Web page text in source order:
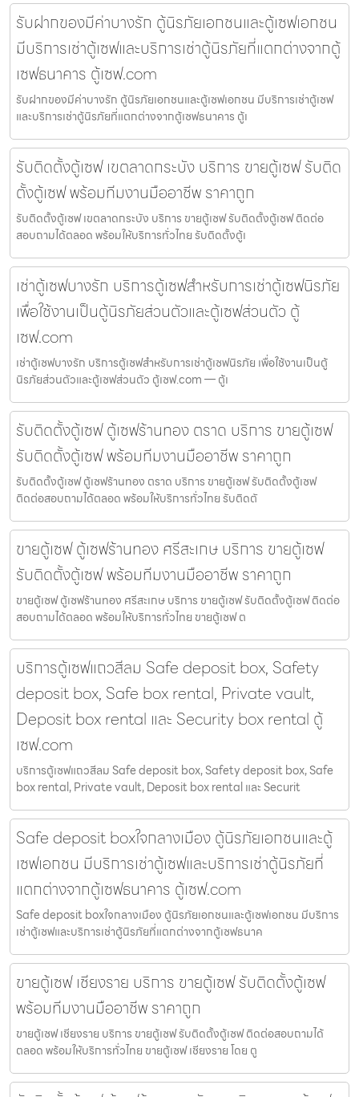
รับฝากของมีค่าบางรัก ตู้นิรภัยเอกชนและตู้เซฟเอกชน
มีบริการเช่าตู้เซฟและบริการเช่าตู้นิรภัยที่แตกต่างจากตู้
เซฟธนาคาร ตู้เซฟ.com
รับฝากของมีค่าบางรัก ตู้นิรภัยเอกชนและตู้เซฟเอกชน มีบริการเช่าตู้เซฟ
และบริการเช่าตู้นิรภัยที่แตกต่างจากตู้เซฟธนาคาร ตู้เ
รับติดตั้งตู้เซฟ เขตลาดกระบัง บริการ ขายตู้เซฟ รับติด
ตั้งตู้เซฟ พร้อมทีมงานมืออาชีพ ราคาถูก
รับติดตั้งตู้เซฟ เขตลาดกระบัง บริการ ขายตู้เซฟ รับติดตั้งตู้เซฟ ติดต่อ
สอบถามได้ตลอด พร้อมให้บริการทั่วไทย รับติดตั้งตู้เ
เช่าตู้เซฟบางรัก บริการตู้เซฟสำหรับการเช่าตู้เซฟนิรภัย
เพื่อใช้งานเป็นตู้นิรภัยส่วนตัวและตู้เซฟส่วนตัว ตู้
เซฟ.com
เช่าตู้เซฟบางรัก บริการตู้เซฟสำหรับการเช่าตู้เซฟนิรภัย เพื่อใช้งานเป็นตู้
นิรภัยส่วนตัวและตู้เซฟส่วนตัว ตู้เซฟ.com — ตู้เ
รับติดตั้งตู้เซฟ ตู้เซฟร้านทอง ตราด บริการ ขายตู้เซฟ
รับติดตั้งตู้เซฟ พร้อมทีมงานมืออาชีพ ราคาถูก
รับติดตั้งตู้เซฟ ตู้เซฟร้านทอง ตราด บริการ ขายตู้เซฟ รับติดตั้งตู้เซฟ
ติดต่อสอบถามได้ตลอด พร้อมให้บริการทั่วไทย รับติดตั
ขายตู้เซฟ ตู้เซฟร้านทอง ศรีสะเกษ บริการ ขายตู้เซฟ
รับติดตั้งตู้เซฟ พร้อมทีมงานมืออาชีพ ราคาถูก
ขายตู้เซฟ ตู้เซฟร้านทอง ศรีสะเกษ บริการ ขายตู้เซฟ รับติดตั้งตู้เซฟ ติดต่อ
สอบถามได้ตลอด พร้อมให้บริการทั่วไทย ขายตู้เซฟ ต
บริการตู้เซฟแถวสีลม Safe deposit box, Safety
deposit box, Safe box rental, Private vault,
Deposit box rental และ Security box rental ตู้
เซฟ.com
บริการตู้เซฟแถวสีลม Safe deposit box, Safety deposit box, Safe
box rental, Private vault, Deposit box rental และ Securit
Safe deposit boxใจกลางเมือง ตู้นิรภัยเอกชนและตู้
เซฟเอกชน มีบริการเช่าตู้เซฟและบริการเช่าตู้นิรภัยที่
แตกต่างจากตู้เซฟธนาคาร ตู้เซฟ.com
Safe deposit boxใจกลางเมือง ตู้นิรภัยเอกชนและตู้เซฟเอกชน มีบริการ
เช่าตู้เซฟและบริการเช่าตู้นิรภัยที่แตกต่างจากตู้เซฟธนาค
ขายตู้เซฟ เชียงราย บริการ ขายตู้เซฟ รับติดตั้งตู้เซฟ
พร้อมทีมงานมืออาชีพ ราคาถูก
ขายตู้เซฟ เชียงราย บริการ ขายตู้เซฟ รับติดตั้งตู้เซฟ ติดต่อสอบถามได้
ตลอด พร้อมให้บริการทั่วไทย ขายตู้เซฟ เชียงราย โดย ตู